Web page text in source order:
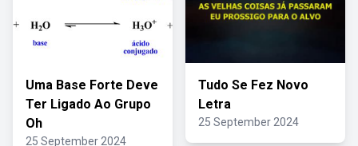
Uma Base Forte Deve
Ter Ligado Ao Grupo
Oh
25 September 2024
Tudo Se Fez Novo
Letra
25 September 2024